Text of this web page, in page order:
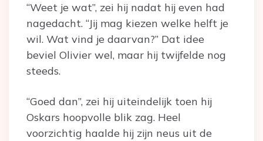
“Weet je wat”, zei hij nadat hij even had
nagedacht. “Jij mag kiezen welke helft je
wil. Wat vind je daarvan?” Dat idee
beviel Olivier wel, maar hij twijfelde nog
steeds.
“Goed dan”, zei hij uiteindelijk toen hij
Oskars hoopvolle blik zag. Heel
voorzichtig haalde hij zijn neus uit de